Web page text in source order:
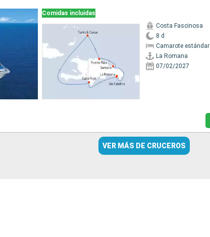
Comidas incluidas
Costa Fascinosa
8 d
Camarote estándar
La Romana
07/02/2027
VER MÁS DE CRUCEROS